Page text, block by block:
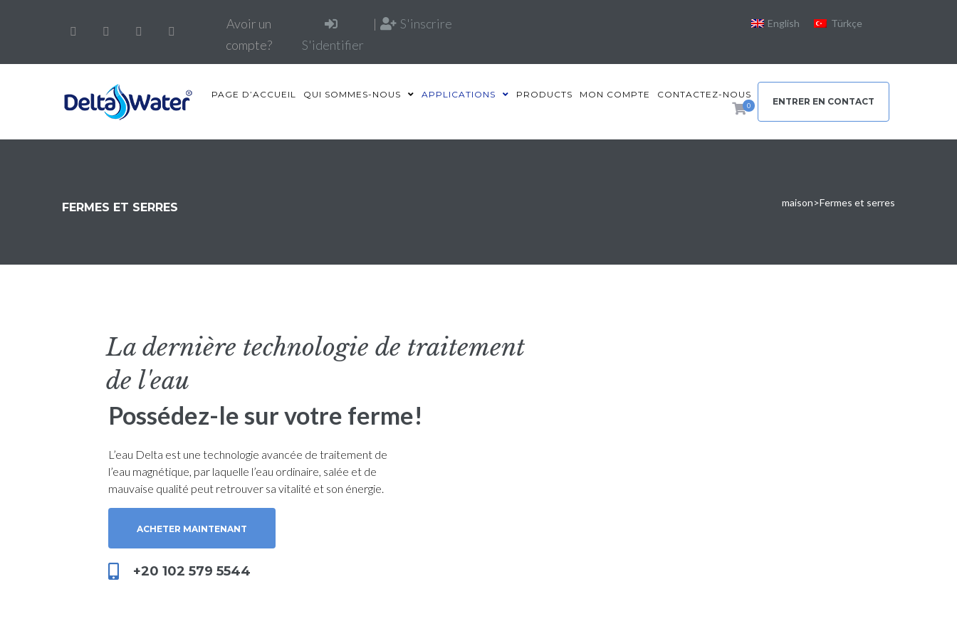
Avoir un
compte?
S'identifier
| S'inscrire English Türkçe
PAGE D’ACCUEIL QUI SOMMES-NOUS APPLICATIONS PRODUCTS MON COMPTE CONTACTEZ-NOUS
0 ENTRER EN CONTACT
FERMES ET SERRES maison>Fermes et serres
La dernière technologie de traitement
de l'eau
Possédez-le sur votre ferme!
L’eau Delta est une technologie avancée de traitement de
l’eau magnétique, par laquelle l’eau ordinaire, salée et de
mauvaise qualité peut retrouver sa vitalité et son énergie.
ACHETER MAINTENANT
+20 102 579 5544